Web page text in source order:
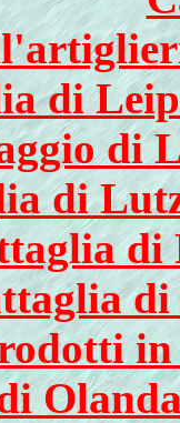
di
di
di
di
di
in